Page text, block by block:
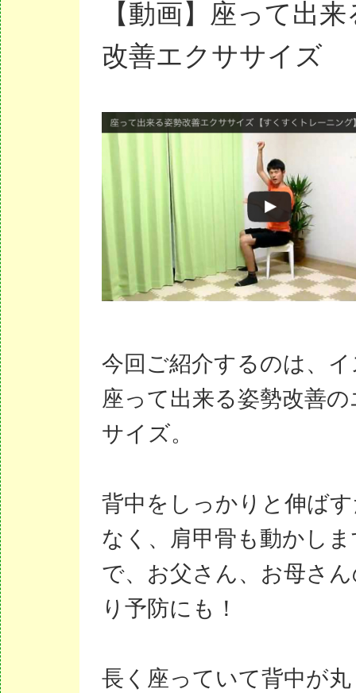
【動画】座って出
改善エクササイズ
今回ご紹介するのは、
座って出来る姿勢改善
サイズ。
背中をしっかりと伸ば
なく、肩甲骨も動かし
で、お父さん、お母さ
り予防にも！
長く座っていて背中が